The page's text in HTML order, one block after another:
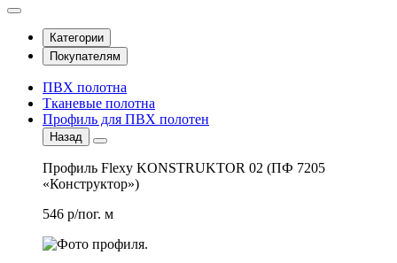
Категории
Покупателям
ПВХ полотна
Тканевые полотна
Профиль для ПВХ полотен
Назад
Профиль Flexy KONSTRUKTOR 02 (ПФ 7205
«Конструктор»)
546 р/пог. м